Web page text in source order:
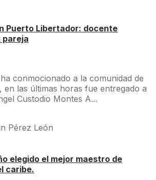
Puerto Libertador: docente
pareja
conmocionado a la comunidad de
en las últimas horas fue entregado a
Custodio Montes A...
elegido el mejor maestro de
caribe.